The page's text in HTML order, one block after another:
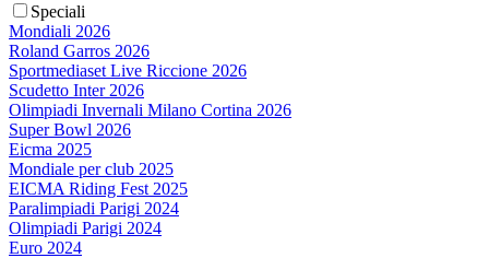
Speciali
Mondiali 2026
Roland Garros 2026
Sportmediaset Live Riccione 2026
Scudetto Inter 2026
Olimpiadi Invernali Milano Cortina 2026
Super Bowl 2026
Eicma 2025
Mondiale per club 2025
EICMA Riding Fest 2025
Paralimpiadi Parigi 2024
Olimpiadi Parigi 2024
Euro 2024